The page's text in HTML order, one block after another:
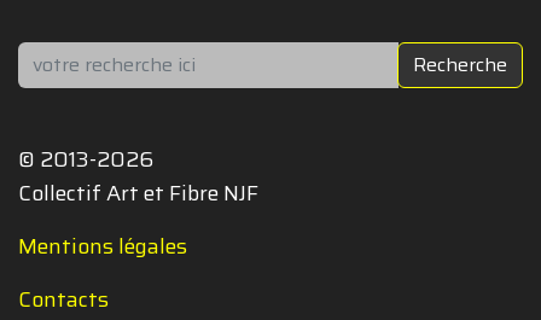
Rechercher Recherche
© 2013-2026
Collectif Art et Fibre NJF
Mentions légales
Contacts